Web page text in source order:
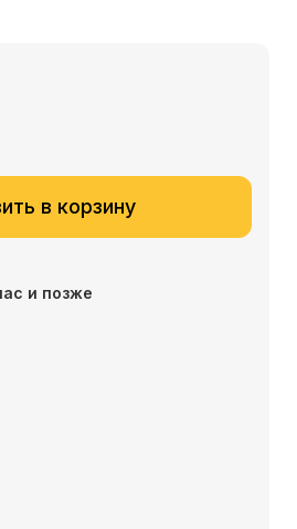
в корзину
и позже